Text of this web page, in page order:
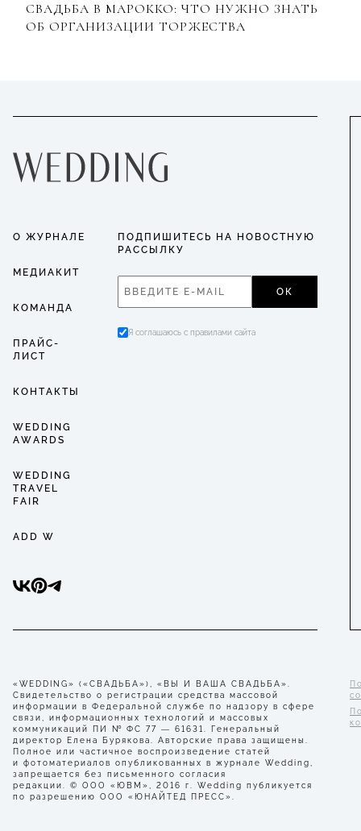
СВАДЬБА В МАРОККО: ЧТО НУЖНО ЗНАТЬ
ОБ ОРГАНИЗАЦИИ ТОРЖЕСТВА
О ЖУРНАЛЕ
МЕДИАКИТ
КОМАНДА
ПРАЙС-
ЛИСТ
КОНТАКТЫ
WEDDING
AWARDS
WEDDING
TRAVEL
FAIR
ADD W
ПОДПИШИТЕСЬ НА НОВОСТНУЮ
РАССЫЛКУ
ОК
Я соглашаюсь с правилами сайта
«WEDDING» («СВАДЬБА»), «ВЫ И ВАША СВАДЬБА».
Свидетельство о регистрации средства массовой
информации в Федеральной службе по надзору в сфере
связи, информационных технологий и массовых
коммуникаций ПИ № ФС 77 — 61631. Генеральный
директор Елена Бурякова. Авторские права защищены.
Полное или частичное воспроизведение статей
и фотоматериалов опубликованных в журнале Wedding,
запрещается без письменного согласия
редакции. © ООО «ЮВМ», 2016 г. Wedding публикуется
по разрешению ООО «ЮНАЙТЕД ПРЕСС».